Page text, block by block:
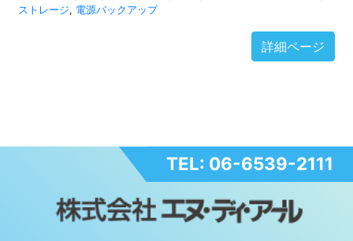
ストレージ, 電源バックアップ
詳細ページ
TEL: 06-6539-2111